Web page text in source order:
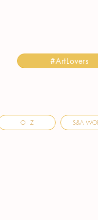
#ArtLovers
O - Z S&A